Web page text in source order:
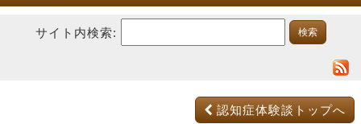
サイト内検索:
認知症体験談トップへ